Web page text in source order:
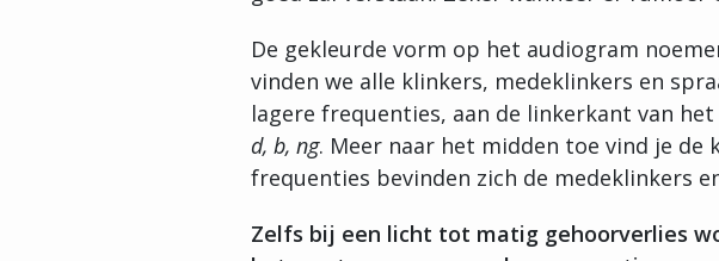
De gekleurde vorm op het audiogram
vinden we alle klinkers, medeklinkers en
lagere frequenties, aan de linkerkant van
d, b, ng. Meer naar het midden toe vind je de
frequenties bevinden zich de medeklinkers
Zelfs bij een licht tot matig gehoorverlies